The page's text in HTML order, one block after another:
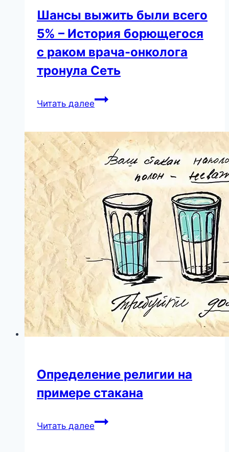
Шансы выжить были всего
5% – История борющегося
с раком врача-онколога
тронула Сеть
Читать далееШансы
всего
5%
–
борющегося
раком
врача-
онколога
тронула
Сеть
Определение религии на
примере стакана
Читать далееОпределение